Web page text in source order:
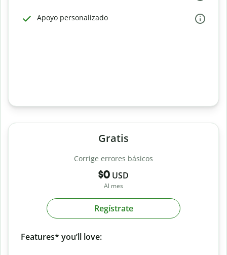
Apoyo personalizado
Gratis
Corrige errores básicos
$0 USD
Al mes
Regístrate
Features* you’ll love: